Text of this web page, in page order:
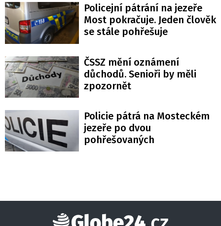
Policejní pátrání na jezeře
Most pokračuje. Jeden člověk
se stále pohřešuje
ČSSZ mění oznámení
důchodů. Senioři by měli
zpozornět
Policie pátrá na Mosteckém
jezeře po dvou
pohřešovaných
Globe24